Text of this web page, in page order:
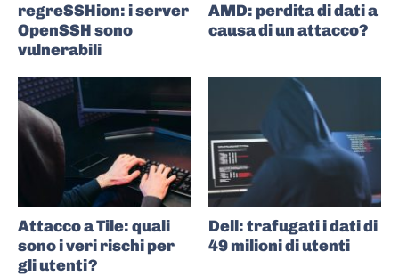
regreSSHion: i server
OpenSSH sono
vulnerabili
AMD: perdita di dati a
causa di un attacco?
Attacco a Tile: quali
sono i veri rischi per
gli utenti?
Dell: trafugati i dati di
49 milioni di utenti